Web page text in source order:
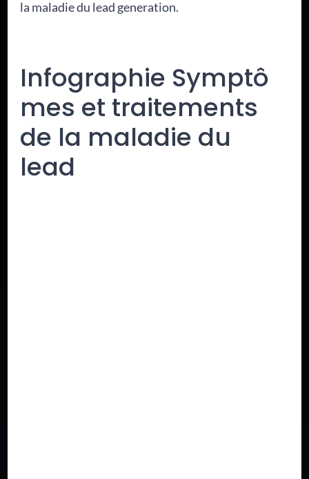
la maladie du lead generation.
Infographie Symptô
mes et traitements
de la maladie du
lead